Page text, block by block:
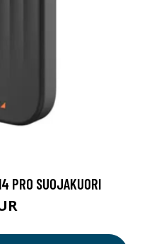
PRO SUOJAKUORI